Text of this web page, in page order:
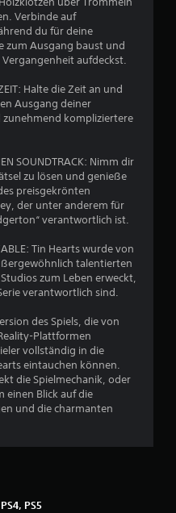
t
e
n
Verbinde auf
du für deine
zum Ausgang baust und
aufdeckst.
Halte die Zeit an und
Ausgang deiner
kompliziertere
SOUNDTRACK: Nimm dir
zu lösen und genieße
preisgekrönten
der unter anderem für
verantwortlich ist.
Tin Hearts wurde von
talentierten
zum Leben erweckt,
verantwortlich sind.
des Spiels, die von
Plattformen
vollständig in die
eintauchen können.
die Spielmechanik, oder
einen Blick auf die
und die charmanten
PS4, PS5